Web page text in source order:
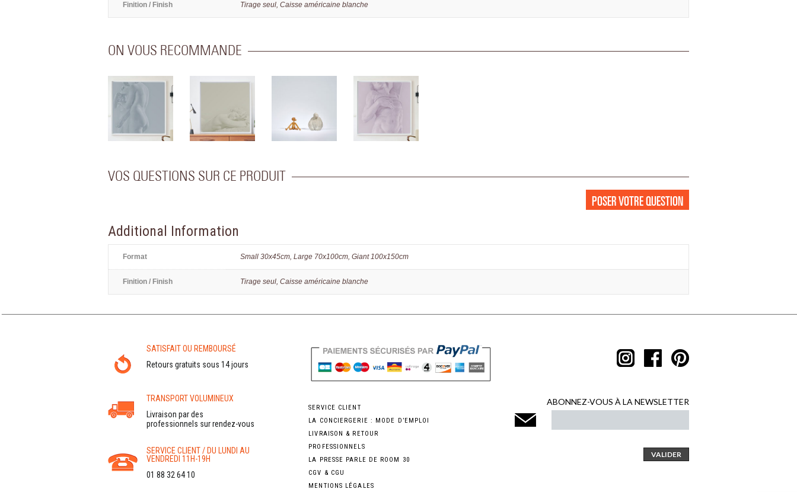
Finition / Finish Tirage seul, Caisse américaine blanche
ON VOUS RECOMMANDE
VOS QUESTIONS SUR CE PRODUIT
POSER VOTRE QUESTION
Additional Information
Format Small 30x45cm, Large 70x100cm, Giant 100x150cm
Finition / Finish Tirage seul, Caisse américaine blanche
SATISFAIT OU REMBOURSÉ
Retours gratuits sous 14 jours
TRANSPORT VOLUMINEUX
Livraison par des
professionnels sur rendez-vous
SERVICE CLIENT / DU LUNDI AU
VENDREDI 11H-19H
01 88 32 64 10
SERVICE CLIENT
LA CONCIERGERIE : MODE D’EMPLOI
LIVRAISON & RETOUR
PROFESSIONNELS
LA PRESSE PARLE DE ROOM 30
CGV & CGU
MENTIONS LÉGALES
ABONNEZ-VOUS À LA NEWSLETTER